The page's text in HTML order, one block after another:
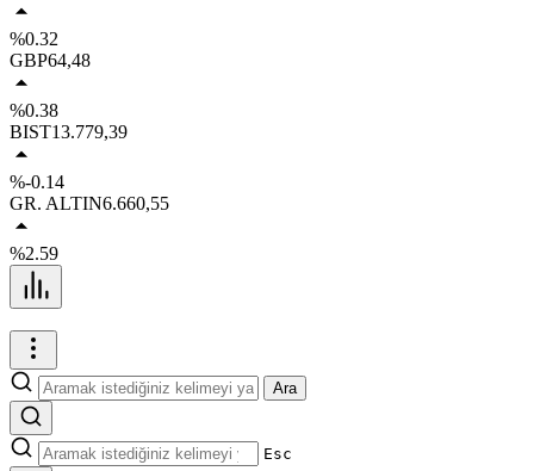
%0.32
GBP64,48
%0.38
BIST13.779,39
%-0.14
GR. ALTIN6.660,55
%2.59
Ara
Esc